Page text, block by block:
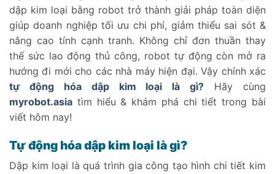
dập kim loại bằng robot trở thành giải pháp toàn diện
giúp doanh nghiệp tối ưu chi phí, giảm thiểu sai sót &
nâng cao tính cạnh tranh. Không chỉ đơn thuần thay
thế sức lao động thủ công, robot tự động còn mở ra
hướng đi mới cho các nhà máy hiện đại. Vậy chính xác
tự động hóa dập kim loại là gì? Hãy cùng
myrobot.asia tìm hiểu & khám phá chi tiết trong bài
viết hôm nay!
Tự động hóa dập kim loại là gì?
Dập kim loại là quá trình gia công tạo hình chi tiết kim